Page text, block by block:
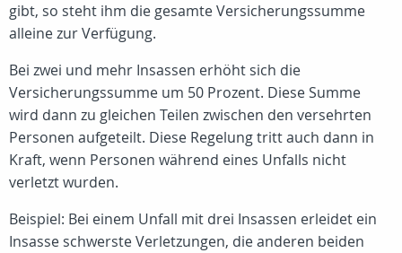
gibt, so steht ihm die gesamte Versicherungssumme
alleine zur Verfügung.
Bei zwei und mehr Insassen erhöht sich die
Versicherungssumme um 50 Prozent. Diese Summe
wird dann zu gleichen Teilen zwischen den versehrten
Personen aufgeteilt. Diese Regelung tritt auch dann in
Kraft, wenn Personen während eines Unfalls nicht
verletzt wurden.
Beispiel: Bei einem Unfall mit drei Insassen erleidet ein
Insasse schwerste Verletzungen, die anderen beiden